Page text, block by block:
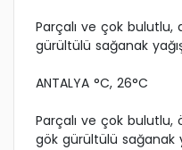
Parçalı ve çok bulutlu,
gürültülü sağanak
ANTALYA °C, 26°C
Parçalı ve çok
gök gürültülü sağanak